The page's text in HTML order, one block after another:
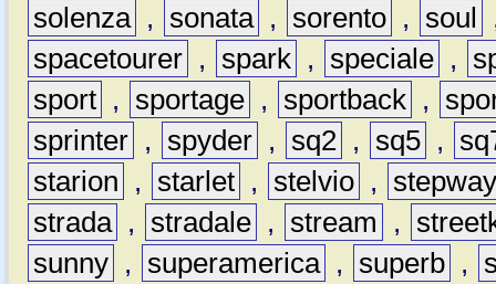
solenza , sonata , sorento , soul
spacetourer , spark , speciale ,
sport , sportage , sportback ,
sprinter , spyder , sq2 , sq5 ,
starion
, starlet , stelvio ,
strada , stradale , stream ,
sunny , superamerica , superb ,